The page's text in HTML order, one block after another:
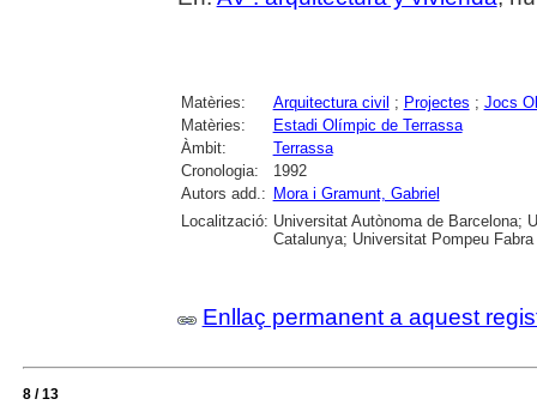
Matèries: Arquitectura civil ; Projectes ; Jocs
Matèries:
Estadi Olímpic de Terrassa
Àmbit:
Terrassa
Cronologia:
1992
Autors add.: Mora i Gramunt, Gabriel
Localització: Universitat Autònoma de Barcelona;
Catalunya; Universitat Pompeu Fabra
Enllaç permanent a aquest
8 / 13